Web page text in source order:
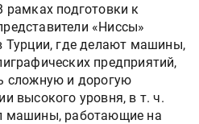
рамках подготовки к
«Ниссы»
Турции, где делают машины,
предприятий,
сложную и дорогую
высокого уровня, в т. ч.
машины, работающие на